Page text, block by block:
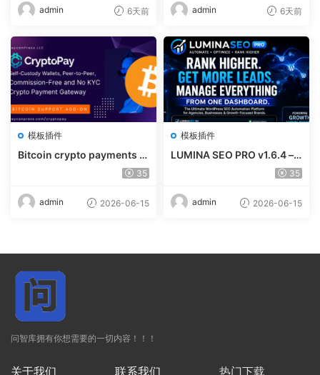
admin 6天前 admin 6天前
模板插件
Bitcoin crypto payments s
upport for CryptoPay v1.4.
35
admin 2026-06-15
模板插件
LUMINA SEO PRO v1.6.4 – R
ank #1 Without Writing
35
admin 2026-06-15
问智库拥有你想需要的一切内容！！！
关于我们 联系我们 热门下载